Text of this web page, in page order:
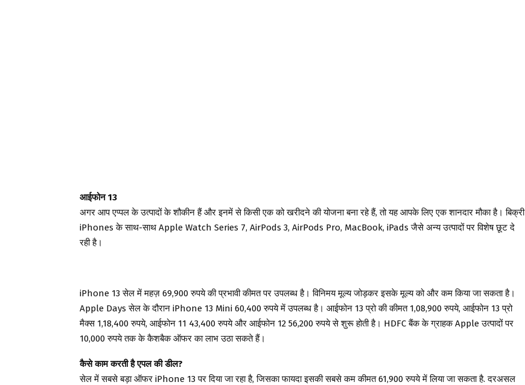
आईफोन 13
अगर आप एप्पल के उत्पादों के शौकीन हैं और इनमें से किसी एक को खरीदने की योजना बना रहे हैं, तो यह आपके लिए एक शानदार मौका है। बिक्री
iPhones के साथ-साथ Apple Watch Series 7, AirPods 3, AirPods Pro, MacBook, iPads जैसे अन्य उत्पादों पर विशेष छूट दे
रही है।
iPhone 13 सेल में महज़ 69,900 रुपये की प्रभावी कीमत पर उपलब्ध है। विनिमय मूल्य जोड़कर इसके मूल्य को और कम किया जा सकता है।
Apple Days सेल के दौरान iPhone 13 Mini 60,400 रुपये में उपलब्ध है। आईफोन 13 प्रो की कीमत 1,08,900 रुपये, आईफोन 13 प्रो
मैक्स 1,18,400 रुपये, आईफोन 11 43,400 रुपये और आईफोन 12 56,200 रुपये से शुरू होती है। HDFC बैंक के ग्राहक Apple उत्पादों पर
10,000 रुपये तक के कैशबैक ऑफर का लाभ उठा सकते हैं।
कैसे काम करती है एपल की डील?
सेल में सबसे बड़ा ऑफर iPhone 13 पर दिया जा रहा है, जिसका फायदा इसकी सबसे कम कीमत 61,900 रुपये में लिया जा सकता है. दरअसल